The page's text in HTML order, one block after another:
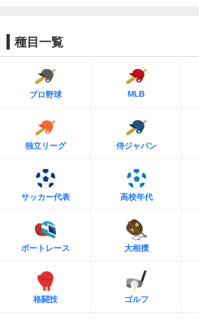
種目一覧
プロ野球 MLB
独立リーグ 侍ジャパン
サッカー代表 高校年代
ボートレース 大相撲
格闘技 ゴルフ